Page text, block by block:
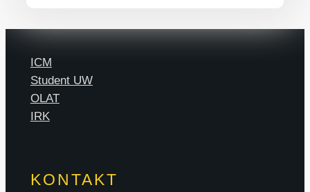
ICM
Student UW
OLAT
IRK
KONTAKT